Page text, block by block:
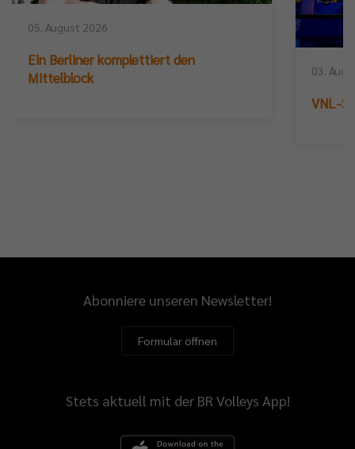
05. August 2026
Ein Berliner komplettiert den
Mittelblock
03.
VNL-
Abonniere unseren Newsletter!
Formular öffnen
Stets aktuell mit der BR Volleys App!